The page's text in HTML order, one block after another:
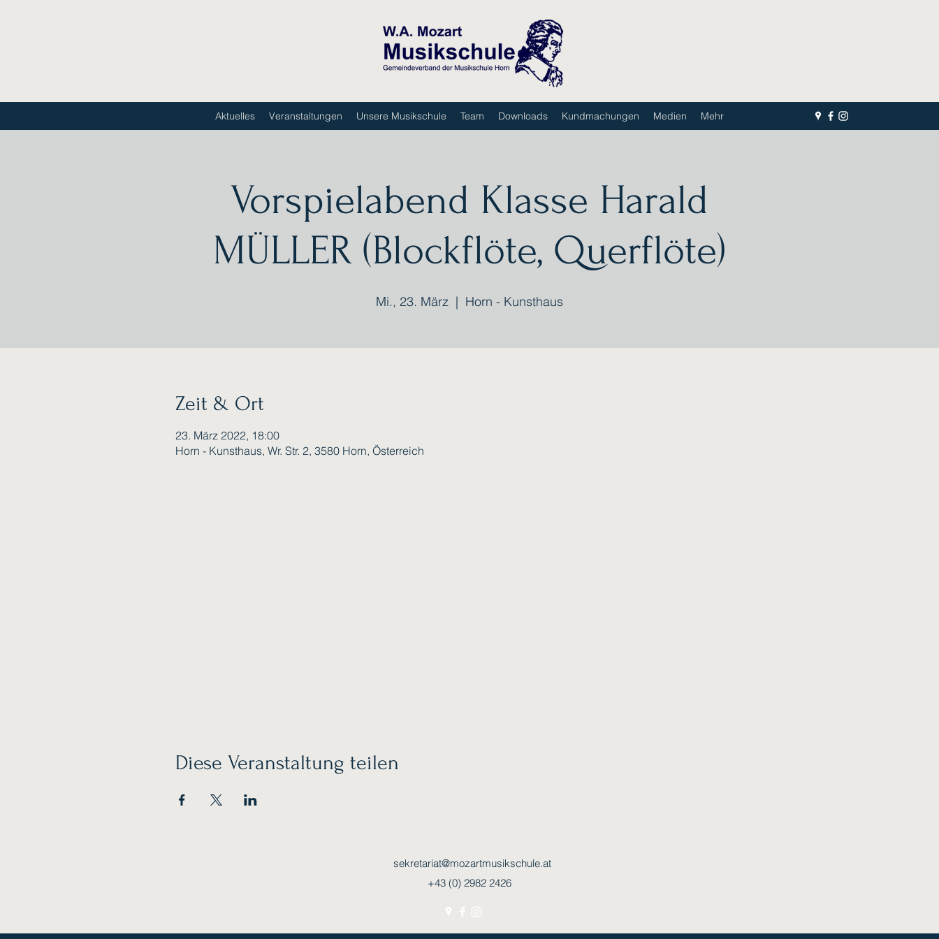
Aktuelles Veranstaltungen Unsere Musikschule Team Downloads Kundmachungen Medien Mehr
Vorspielabend Klasse Harald
MÜLLER (Blockflöte, Querflöte)
Mi., 23. März
  |
Horn - Kunsthaus
Zeit & Ort
23. März 2022, 18:00
Horn - Kunsthaus, Wr. Str. 2, 3580 Horn, Österreich
Diese Veranstaltung teilen
sekretariat@mozartmusikschule.at
+43 (0) 2982 2426